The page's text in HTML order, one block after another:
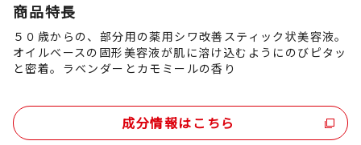
商品特長
５０歳からの、部分用の薬用シワ改善スティック状美容液。
オイルベースの固形美容液が肌に溶け込むようにのびピタッ
と密着。ラベンダーとカモミールの香り
成分情報はこちら